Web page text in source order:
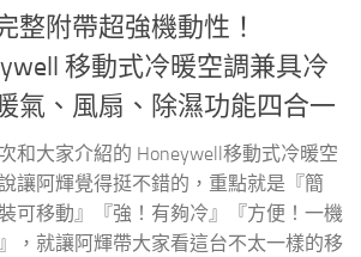
整附帶超強機動性！
移動式冷暖空調兼具冷
氣、風扇、除濕功能四合一
和大家介紹的 Honeywell移動式冷暖空
讓阿輝覺得挺不錯的，重點就是『簡
可移動』『強！有夠冷』『方便！一機
，就讓阿輝帶大家看這台不太一樣的移